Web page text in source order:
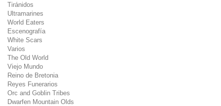
Tiránidos
Ultramarines
World Eaters
Escenografía
White Scars
Varios
The Old World
Viejo Mundo
Reino de Bretonia
Reyes Funerarios
Orc and Goblin Tribes
Dwarfen Mountain Olds